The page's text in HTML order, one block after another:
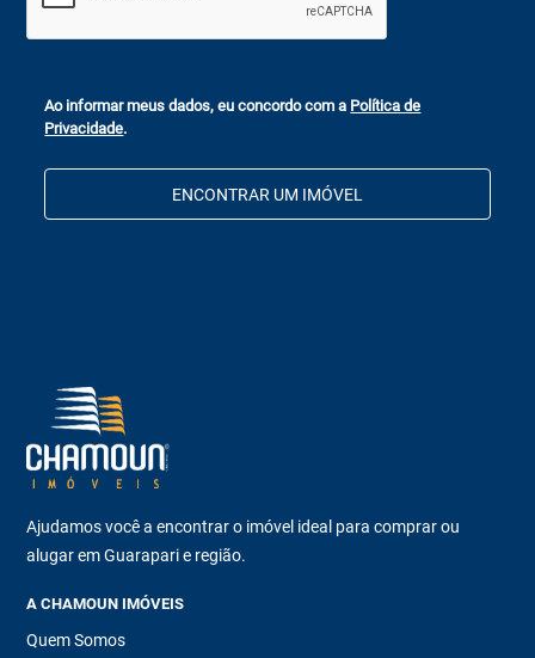
Ao informar meus dados, eu concordo com a Política de
Privacidade.
ENCONTRAR UM IMÓVEL
Ajudamos você a encontrar o imóvel ideal para comprar ou
alugar em Guarapari e região.
A CHAMOUN IMÓVEIS
Quem Somos